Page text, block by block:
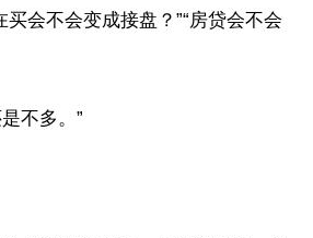
会不会变成接盘？”“房贷会不会
不多。”